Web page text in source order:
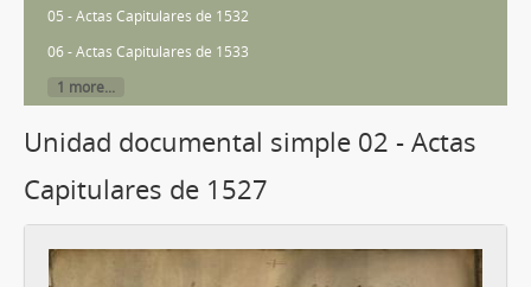
05 - Actas Capitulares de 1532
06 - Actas Capitulares de 1533
1 more...
Unidad documental simple 02 - Actas
Capitulares de 1527